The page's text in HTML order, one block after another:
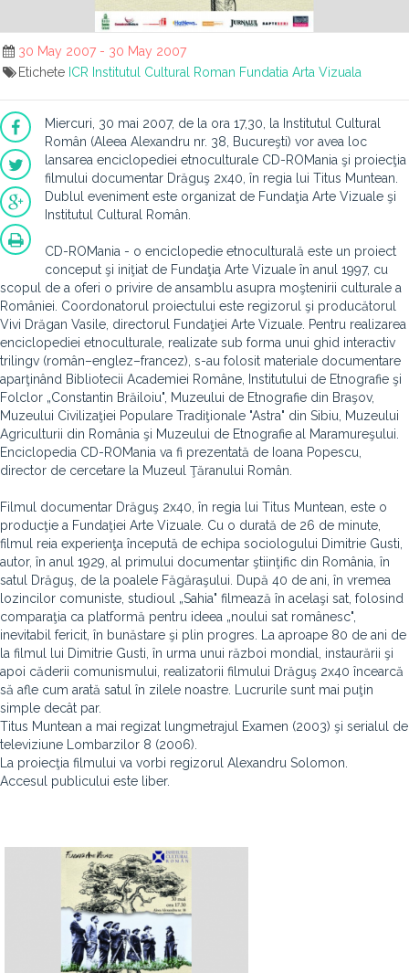
30 May 2007 - 30 May 2007
Etichete ICR Institutul Cultural Roman Fundatia Arta Vizuala
Miercuri, 30 mai 2007, de la ora 17,30, la Institutul Cultural
Român (Aleea Alexandru nr. 38, Bucureşti) vor avea loc
lansarea enciclopediei etnoculturale CD-ROMania şi proiecţia
filmului documentar Drăguş 2x40, în regia lui Titus Muntean.
Dublul eveniment este organizat de Fundaţia Arte Vizuale şi
Institutul Cultural Român.
CD-ROMania - o enciclopedie etnoculturală este un proiect
conceput şi iniţiat de Fundaţia Arte Vizuale în anul 1997, cu
scopul de a oferi o privire de ansamblu asupra moştenirii culturale a
României. Coordonatorul proiectului este regizorul şi producătorul
Vivi Drăgan Vasile, directorul Fundaţiei Arte Vizuale. Pentru realizarea
enciclopediei etnoculturale, realizate sub forma unui ghid interactiv
trilingv (român–englez–francez), s-au folosit materiale documentare
aparţinând Bibliotecii Academiei Române, Institutului de Etnografie şi
Folclor „Constantin Brăiloiu", Muzeului de Etnografie din Braşov,
Muzeului Civilizaţiei Populare Tradiţionale "Astra" din Sibiu, Muzeului
Agriculturii din România şi Muzeului de Etnografie al Maramureşului.
Enciclopedia CD-ROMania va fi prezentată de Ioana Popescu,
director de cercetare la Muzeul Ţăranului Român.
Filmul documentar Drăguş 2x40, în regia lui Titus Muntean, este o
producţie a Fundaţiei Arte Vizuale. Cu o durată de 26 de minute,
filmul reia experienţa începută de echipa sociologului Dimitrie Gusti,
autor, în anul 1929, al primului documentar ştiinţific din România, în
satul Drăguş, de la poalele Făgăraşului. După 40 de ani, în vremea
lozincilor comuniste, studioul „Sahia" filmează în acelaşi sat, folosind
comparaţia ca platformă pentru ideea „noului sat românesc",
inevitabil fericit, în bunăstare şi plin progres. La aproape 80 de ani de
la filmul lui Dimitrie Gusti, în urma unui război mondial, instaurării şi
apoi căderii comunismului, realizatorii filmului Drăguş 2x40 încearcă
să afle cum arată satul în zilele noastre. Lucrurile sunt mai puţin
simple decât par.
Titus Muntean a mai regizat lungmetrajul Examen (2003) şi serialul de
televiziune Lombarzilor 8 (2006).
La proiecţia filmului va vorbi regizorul Alexandru Solomon.
Accesul publicului este liber.